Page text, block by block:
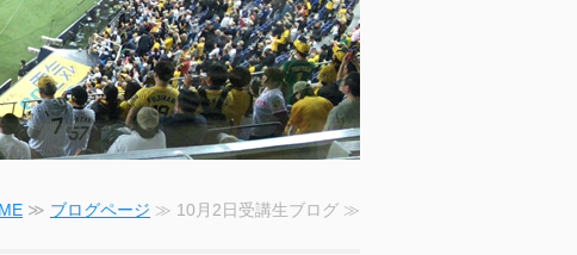
≫ ブログページ ≫ 10月2日受講生ブログ ≫